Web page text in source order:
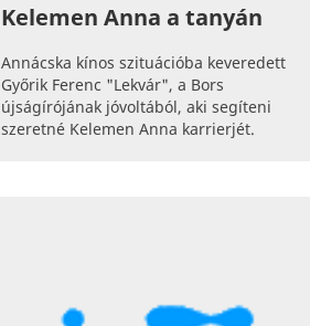
Kelemen Anna a tanyán
Annácska kínos szituációba keveredett
Győrik Ferenc "Lekvár", a Bors
újságírójának jóvoltából, aki segíteni
szeretné Kelemen Anna karrierjét.